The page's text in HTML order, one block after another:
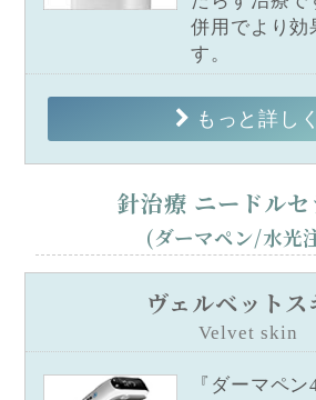
併用でより効
す。
もっと詳しく
針治療 ニードルセ
(ダーマペン/水光
ヴェルベットス
Velvet skin
『ダーマペ